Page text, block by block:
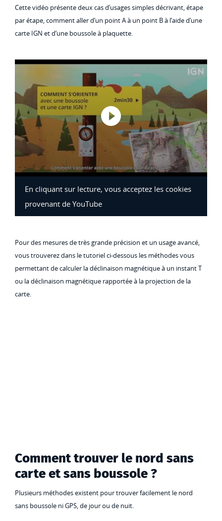
Cette vidéo présente deux cas d’usages simples décrivant, étape
par étape, comment aller d’un point A à un point B à l’aide d’une
carte IGN et d’une boussole à plaquette.
Lancer la
En cliquant sur lecture, vous acceptez les cookies
provenant de YouTube
Pour des mesures de très grande précision et un usage avancé,
vous trouverez dans le tutoriel ci-dessous les méthodes vous
permettant de calculer la déclinaison magnétique à un instant T
ou la déclinaison magnétique rapportée à la projection de la
carte.
Comment trouver le nord sans
carte et sans boussole ?
Plusieurs méthodes existent pour trouver facilement le nord
sans boussole ni GPS, de jour ou de nuit.